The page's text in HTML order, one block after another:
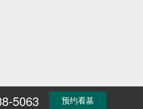
5063 预约看墓